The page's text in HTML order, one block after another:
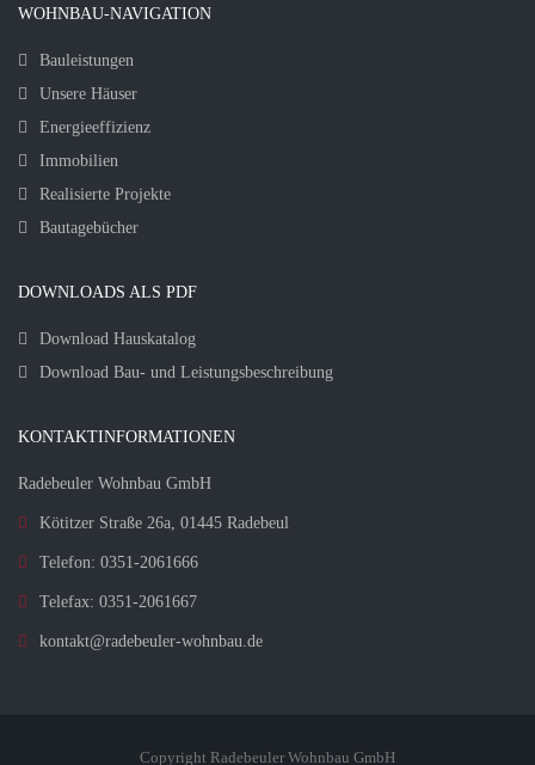
WOHNBAU-NAVIGATION
Bauleistungen
Unsere Häuser
Energieeffizienz
Immobilien
Realisierte Projekte
Bautagebücher
DOWNLOADS ALS PDF
Download Hauskatalog
Download Bau- und Leistungsbeschreibung
KONTAKTINFORMATIONEN
Radebeuler Wohnbau GmbH
Kötitzer Straße 26a, 01445 Radebeul
Telefon: 0351-2061666
Telefax: 0351-2061667
kontakt@radebeuler-wohnbau.de
Copyright Radebeuler Wohnbau GmbH